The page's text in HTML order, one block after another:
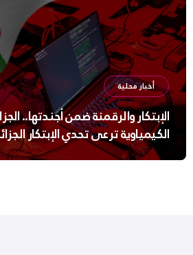
أخبار محلية
الإبتكار والرقمنة ضمن أجندتها..
الكيمياوية ترعى تحدي الإبتكار